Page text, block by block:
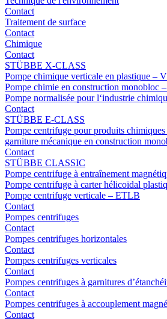
Contact
Traitement de surface
Contact
Chimique
Contact
STÜBBE X-CLASS
Pompe chimique verticale en plastique –
Pompe chimie en construction monobloc
Pompe normalisée pour l‘industrie
Contact
STÜBBE E-CLASS
Pompe centrifuge pour produits
garniture mécanique en construction
Contact
STÜBBE CLASSIC
Pompe centrifuge à entraînement
Pompe centrifuge à carter hélicoïdal
Pompe centrifuge verticale – ETLB
Contact
Pompes centrifuges
Contact
Pompes centrifuges horizontales
Contact
Pompes centrifuges verticales
Contact
Pompes centrifuges à garnitures
Contact
Pompes centrifuges à accouplement
Contact